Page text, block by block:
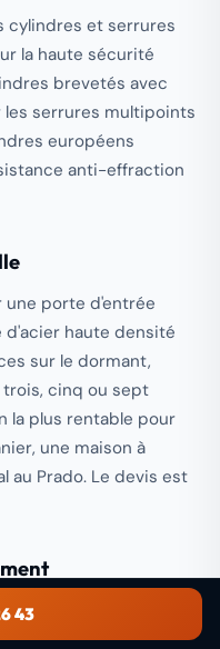
cylindres et serrures
la haute sécurité
brevetés avec
serrures multipoints
européens
anti-effraction
une porte d'entrée
d'acier haute densité
sur le dormant,
cinq ou sept
la plus rentable pour
une maison à
au Prado. Le devis est
dans Marseille.
la Joliette et ses
43